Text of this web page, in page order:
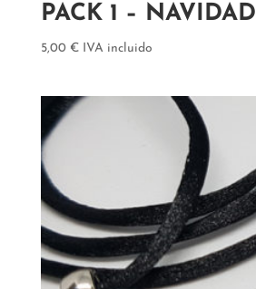
PACK 1 – NAVIDAD
5,00 € IVA incluido